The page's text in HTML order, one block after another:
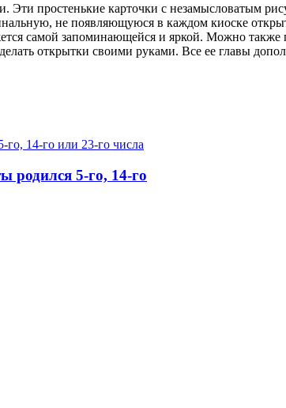
простенькие карточки с незамысловатым
не появляющуюся в каждом киоске
самой запоминающейся и яркой. Можно
открытки своими руками. Все ее главы
родился 5-го, 14-го